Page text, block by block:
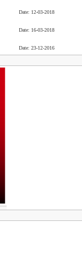
Date: 12-03-2018
Date: 16-03-2018
Date: 23-12-2016